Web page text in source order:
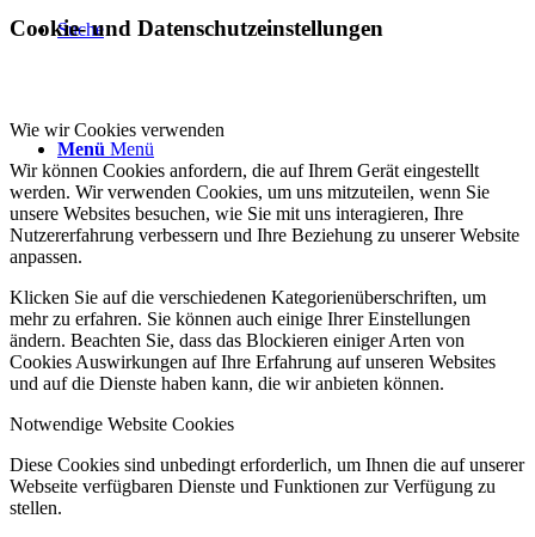
Suche
Menü Menü
Cookie- und Datenschutzeinstellungen
Wie wir Cookies verwenden
Wir können Cookies anfordern, die auf Ihrem Gerät eingestellt
werden. Wir verwenden Cookies, um uns mitzuteilen, wenn Sie
unsere Websites besuchen, wie Sie mit uns interagieren, Ihre
Nutzererfahrung verbessern und Ihre Beziehung zu unserer Website
anpassen.
Klicken Sie auf die verschiedenen Kategorienüberschriften, um
mehr zu erfahren. Sie können auch einige Ihrer Einstellungen
ändern. Beachten Sie, dass das Blockieren einiger Arten von
Cookies Auswirkungen auf Ihre Erfahrung auf unseren Websites
und auf die Dienste haben kann, die wir anbieten können.
Notwendige Website Cookies
Diese Cookies sind unbedingt erforderlich, um Ihnen die auf unserer
Webseite verfügbaren Dienste und Funktionen zur Verfügung zu
stellen.